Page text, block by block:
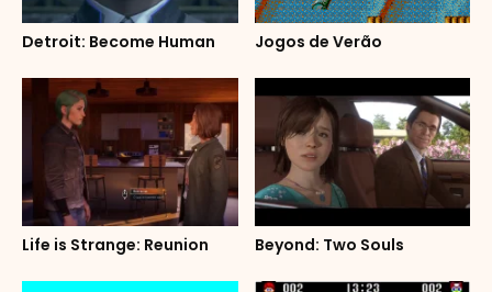
Detroit: Become Human Jogos de Verão
Life is Strange: Reunion Beyond: Two Souls